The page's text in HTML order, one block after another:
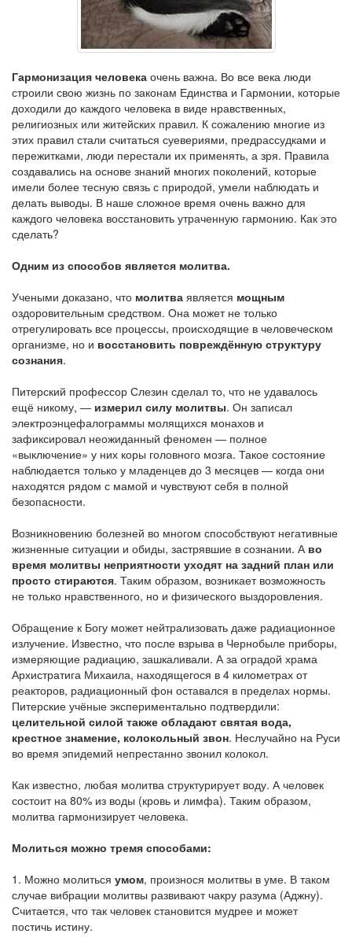
Гармонизация человека очень важна. Во все века люди
строили свою жизнь по законам Единства и Гармонии, которые
доходили до каждого человека в виде нравственных,
религиозных или житейских правил. К сожалению многие из
этих правил стали считаться суевериями, предрассудками и
пережитками, люди перестали их применять, а зря. Правила
создавались на основе знаний многих поколений, которые
имели более тесную связь с природой, умели наблюдать и
делать выводы. В наше сложное время очень важно для
каждого человека восстановить утраченную гармонию. Как это
сделать?
Одним из способов является молитва.
Учеными доказано, что молитва является мощным
оздоровительным средством. Она может не только
отрегулировать все процессы, происходящие в человеческом
организме, но и восстановить повреждённую структуру
сознания.
Питерский профессор Слезин сделал то, что не удавалось
ещё никому, — измерил силу молитвы. Он записал
электроэнцефалограммы молящихся монахов и
зафиксировал неожиданный феномен — полное
«выключение» у них коры головного мозга. Такое состояние
наблюдается только у младенцев до 3 месяцев — когда они
находятся рядом с мамой и чувствуют себя в полной
безопасности.
Возникновению болезней во многом способствуют негативные
жизненные ситуации и обиды, застрявшие в сознании. А во
время молитвы неприятности уходят на задний план или
просто стираются. Таким образом, возникает возможность
не только нравственного, но и физического выздоровления.
Обращение к Богу может нейтрализовать даже радиационное
излучение. Известно, что после взрыва в Чернобыле приборы,
измеряющие радиацию, зашкаливали. А за оградой храма
Архистратига Михаила, находящегося в 4 километрах от
реакторов, радиационный фон оставался в пределах нормы.
Питерские учёные экспериментально подтвердили:
целительной силой также обладают святая вода,
крестное знамение, колокольный звон. Неслучайно на Руси
во время эпидемий непрестанно звонил колокол.
Как известно, любая молитва структурирует воду. А человек
состоит на 80% из воды (кровь и лимфа). Таким образом,
молитва гармонизирует человека.
Молиться можно тремя способами:
1. Можно молиться умом, произнося молитвы в уме. В таком
случае вибрации молитвы развивают чакру разума (Аджну).
Считается, что так человек становится мудрее и может
постичь истину.